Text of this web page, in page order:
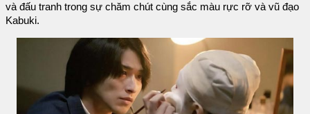
và đấu tranh trong sự chăm chút cùng sắc màu rực rỡ và vũ đạo
Kabuki.